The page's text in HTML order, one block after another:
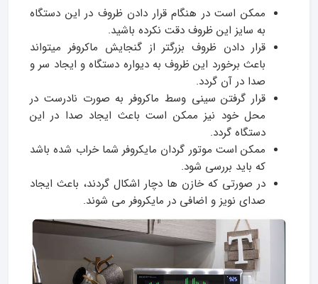
ممکن است در هنگام قرار دادن ظروف در این دستگاه
به سایز این ظروف دقت نکرده باشید.
قرار دادن ظروف بزرگتر از گنجایش ماکروفر میتواند
باعث برخورد این ظروف به دیواره دستگاه و ایجاد سر و
صدا در آن گردد.
قرار گرفتن سینی وسط ماکروفر به صورت نادرست در
محل خود نیز ممکن است باعث ایجاد صدا در این
دستگاه گردد.
ممکن است موتور گردان مایکروفر شما خراب شده باشد
که باید بررسی شود.
در صورتی که خازن ها دچار اشکال گردند، باعث ایجاد
صدای نویز و اضافی در مایکروفر می شوند.